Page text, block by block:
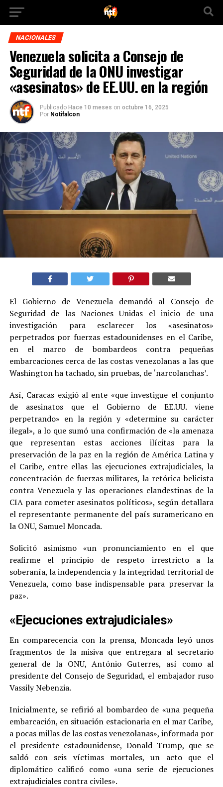
NACIONALES
Venezuela solicita a Consejo de
Seguridad de la ONU investigar
«asesinatos» de EE.UU. en la región
Publicado Hace 10 meses on octubre 16, 2025
Por Notifalcon
El Gobierno de Venezuela demandó al Consejo de
Seguridad de las Naciones Unidas el inicio de una
investigación para esclarecer los «asesinatos»
perpetrados por fuerzas estadounidenses en el Caribe,
en el marco de bombardeos contra pequeñas
embarcaciones cerca de las costas venezolanas a las que
Washington ha tachado, sin pruebas, de ‘narcolanchas’.
Así, Caracas exigió al ente «que investigue el conjunto
de asesinatos que el Gobierno de EE.UU. viene
perpetrando» en la región y «determine su carácter
ilegal», a lo que sumó una confirmación de «la amenaza
que representan estas acciones ilícitas para la
preservación de la paz en la región de América Latina y
el Caribe, entre ellas las ejecuciones extrajudiciales, la
concentración de fuerzas militares, la retórica belicista
contra Venezuela y las operaciones clandestinas de la
CIA para cometer asesinatos políticos», según detallara
el representante permanente del país suramericano en
la ONU, Samuel Moncada.
Solicitó asimismo «un pronunciamiento en el que
reafirme el principio de respeto irrestricto a la
soberanía, la independencia y la integridad territorial de
Venezuela, como base indispensable para preservar la
paz».
«Ejecuciones extrajudiciales»
En comparecencia con la prensa, Moncada leyó unos
fragmentos de la misiva que entregara al secretario
general de la ONU, António Guterres, así como al
presidente del Consejo de Seguridad, el embajador ruso
Vassily Nebenzia.
Inicialmente, se refirió al bombardeo de «una pequeña
embarcación, en situación estacionaria en el mar Caribe,
a pocas millas de las costas venezolanas», informada por
el presidente estadounidense, Donald Trump, que se
saldó con seis víctimas mortales, un acto que el
diplomático calificó como «una serie de ejecuciones
extrajudiciales contra civiles».